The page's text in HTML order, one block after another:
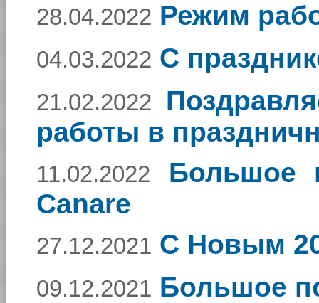
28.04.2022 Режим
04.03.2022 С
21.02.2022
работы в
11.02.2022
Большое
Canare
27.12.2021 С Новым
09.12.2021 Большое